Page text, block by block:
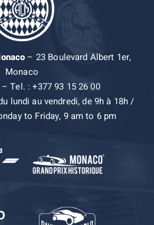
– 23 Boulevard Albert 1er,
Monaco
Tel. : +377 93 15 26 00
lundi au vendredi, de 9h à 18h /
to Friday, 9 am to 6 pm